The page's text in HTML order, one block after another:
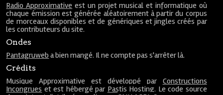
Radio Approximative est un projet musical et informatique où
chaque émission est générée aléatoirement à partir du corpus
de morceaux disponibles et de génériques et jingles créés par
les contributeurs du site.
Ondes
Pantagruweb a bien mangé. Il ne compte pas s'arrêter là.
Crédits
Musique Approximative est développé par Constructions
Incongrues et est hébergé par Pastis Hosting. Le code source